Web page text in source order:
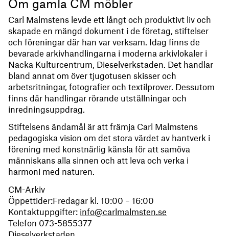
Om gamla CM möbler
Carl Malmstens levde ett långt och produktivt liv och
skapade en mängd dokument i de företag, stiftelser
och föreningar där han var verksam. Idag finns de
bevarade arkivhandlingarna i moderna arkivlokaler i
Nacka Kulturcentrum, Dieselverkstaden. Det handlar
bland annat om över tjugotusen skisser och
arbetsritningar, fotografier och textilprover. Dessutom
finns där handlingar rörande utställningar och
inredningsuppdrag.
Stiftelsens ändamål är att främja Carl Malmstens
pedagogiska vision om det stora värdet av hantverk i
förening med konstnärlig känsla för att samöva
människans alla sinnen och att leva och verka i
harmoni med naturen.
CM-Arkiv
Öppettider:Fredagar kl. 10:00 – 16:00
Kontaktuppgifter: info@carlmalmsten.se
Telefon 073-5855377